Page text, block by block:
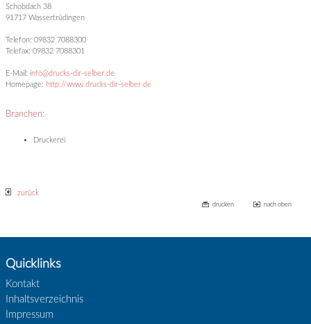
Schobdach 38
91717 Wassertrüdingen
Telefon: 09832 7088300
Telefax: 09832 7088301
E-Mail:info@drucks-dir-selber.de
Homepage: http://www.drucks-dir-selber.de
Branchen:
Druckerei
zurück
drucken nach oben
Quicklinks
Kontakt
Inhaltsverzeichnis
Impressum